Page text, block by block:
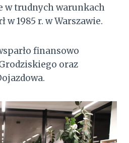
w trudnych warunkach
1985 r. w Warszawie.
finansowo
oraz